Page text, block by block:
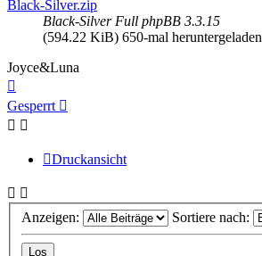
Black-Silver.zip
Black-Silver Full phpBB 3.3.15
(594.22 KiB) 650-mal heruntergeladen
Joyce&Luna
oben
Gesperrt
Druckansicht
Anzeigen: Sortiere nach: